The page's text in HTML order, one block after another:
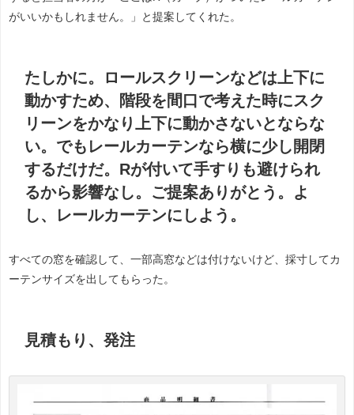
がいいかもしれません。」と提案してくれた。
たしかに。ロールスクリーンなどは上下に
動かすため、階段を間口で考えた時にスク
リーンをかなり上下に動かさないとならな
い。でもレールカーテンなら横に少し開閉
するだけだ。Rが付いて手すりも避けられ
るから影響なし。ご提案ありがとう。よ
し、レールカーテンにしよう。
すべての窓を確認して、一部高窓などは付けないけど、採寸してカ
ーテンサイズを出してもらった。
見積もり、発注